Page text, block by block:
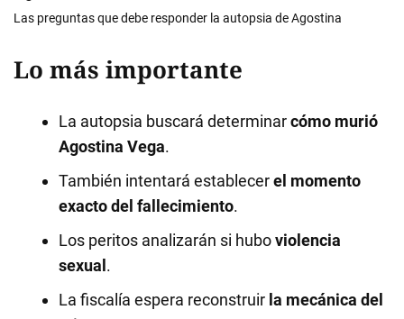
Las preguntas que debe responder la autopsia de Agostina
Lo más importante
La autopsia buscará determinarcómo murió
Agostina Vega.
También intentará establecerel momento
exacto del fallecimiento.
Los peritos analizarán si huboviolencia
sexual .
La fiscalía espera reconstruir la mecánica del